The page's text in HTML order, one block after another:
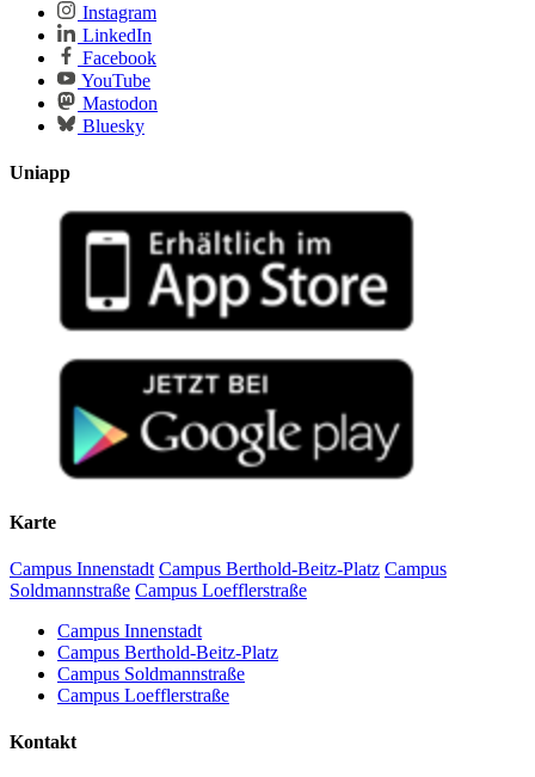
Instagram
LinkedIn
Facebook
YouTube
Mastodon
Bluesky
Uniapp
Karte
Campus Innenstadt Campus Berthold-Beitz-Platz Campus
Soldmannstraße Campus Loefflerstraße
Campus Innenstadt
Campus Berthold-Beitz-Platz
Campus Soldmannstraße
Campus Loefflerstraße
Kontakt